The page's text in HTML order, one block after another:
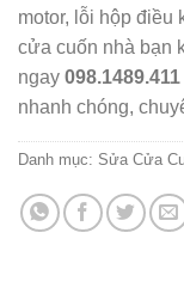
motor, lỗi hộp điều
cửa cuốn nhà bạn
ngay 098.1489.411
nhanh chóng,
Danh mục: Sửa Cửa